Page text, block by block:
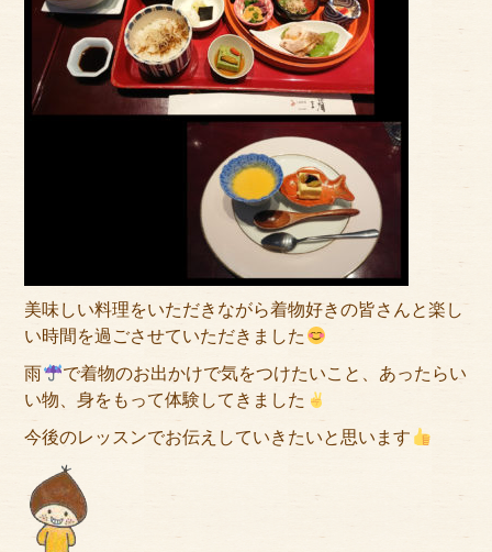
美味しい料理をいただきながら着物好きの皆さんと楽し
い時間を過ごさせていただきました
雨
で着物のお出かけで気をつけたいこと、あったらい
い物、身をもって体験してきました
今後のレッスンでお伝えしていきたいと思います